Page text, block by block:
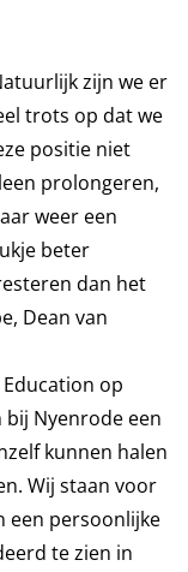
zijn we er
trots op dat we
positie niet
prolongeren,
weer een
beter
dan het
Dean van
op
bij Nyenrode een
kunnen halen
Wij staan voor
een persoonlijke
te zien in